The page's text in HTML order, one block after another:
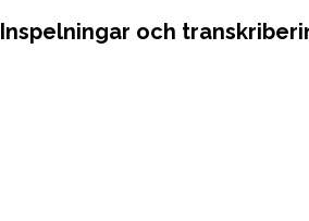
Inspelningar och